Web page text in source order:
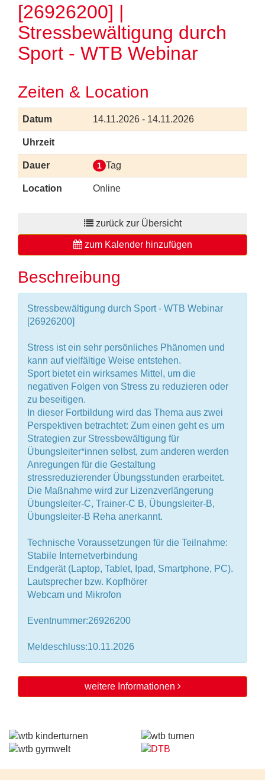
[26926200] |
Stressbewältigung durch
Sport - WTB Webinar
Zeiten & Location
Datum 14.11.2026 - 14.11.2026
Uhrzeit
Dauer 1 Tag
Location Online
zurück zur Übersicht
zum Kalender hinzufügen
Beschreibung
Stressbewältigung durch Sport - WTB Webinar
[26926200]
Stress ist ein sehr persönliches Phänomen und
kann auf vielfältige Weise entstehen.
Sport bietet ein wirksames Mittel, um die
negativen Folgen von Stress zu reduzieren oder
zu beseitigen.
In dieser Fortbildung wird das Thema aus zwei
Perspektiven betrachtet: Zum einen geht es um
Strategien zur Stressbewältigung für
Übungsleiter*innen selbst, zum anderen werden
Anregungen für die Gestaltung
stressreduzierender Übungsstunden erarbeitet.
Die Maßnahme wird zur Lizenzverlängerung
Übungsleiter-C, Trainer-C B, Übungsleiter-B,
Übungsleiter-B Reha anerkannt.
Technische Voraussetzungen für die Teilnahme:
Stabile Internetverbindung
Endgerät (Laptop, Tablet, Ipad, Smartphone, PC).
Lautsprecher bzw. Kopfhörer
Webcam und Mikrofon
Eventnummer:26926200
Meldeschluss:10.11.2026
weitere Informationen